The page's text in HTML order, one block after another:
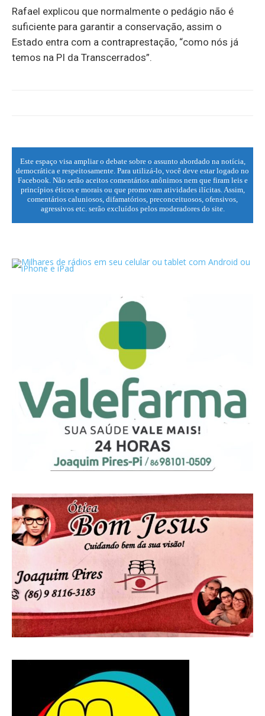
Rafael explicou que normalmente o pedágio não é
suficiente para garantir a conservação, assim o
Estado entra com a contraprestação, “como nós já
temos na PI da Transcerrados”.
Este espaço visa ampliar o debate sobre o assunto abordado na notícia,
democrática e respeitosamente. Para utilizá-lo, você deve estar logado no
Facebook. Não serão aceitos comentários anônimos nem que firam leis e
princípios éticos e morais ou que promovam atividades ilícitas. Assim,
comentários caluniosos, difamatórios, preconceituosos, ofensivos,
agressivos etc. serão excluídos pelos moderadores do site.